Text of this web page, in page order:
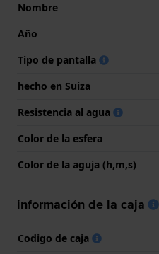
Nombre
Año
Tipo de pantalla
hecho en Suiza
Resistencia al agua
Color de la esfera
Color de la aguja (h,m,s)
información de la caja
Codigo de caja